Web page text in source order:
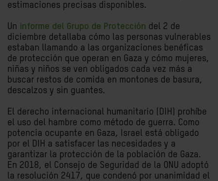
estimaciones precisas disponibles.
Un informe del Grupo de Protección del 2 de
diciembre detallaba cómo las personas vulnerables
estaban llamando a las organizaciones benéficas
de protección que operan en Gaza y cómo mujeres,
niñas y niños se ven obligados cada vez más a
buscar restos de comida en montones de basura,
descalzos y sin guantes.
El derecho internacional humanitario (DIH) prohíbe
el uso del hambre como método de guerra. Como
potencia ocupante en Gaza, Israel está obligado
por el DIH a satisfacer las necesidades y a
garantizar la protección de la población de Gaza.
En 2018, el Consejo de Seguridad de la ONU adoptó
la resolución 2417, que condenó por unanimidad el